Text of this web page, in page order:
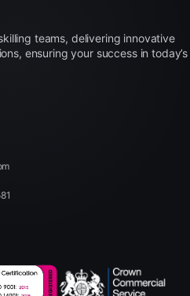
teams, delivering innovative
ensuring your success in today’s